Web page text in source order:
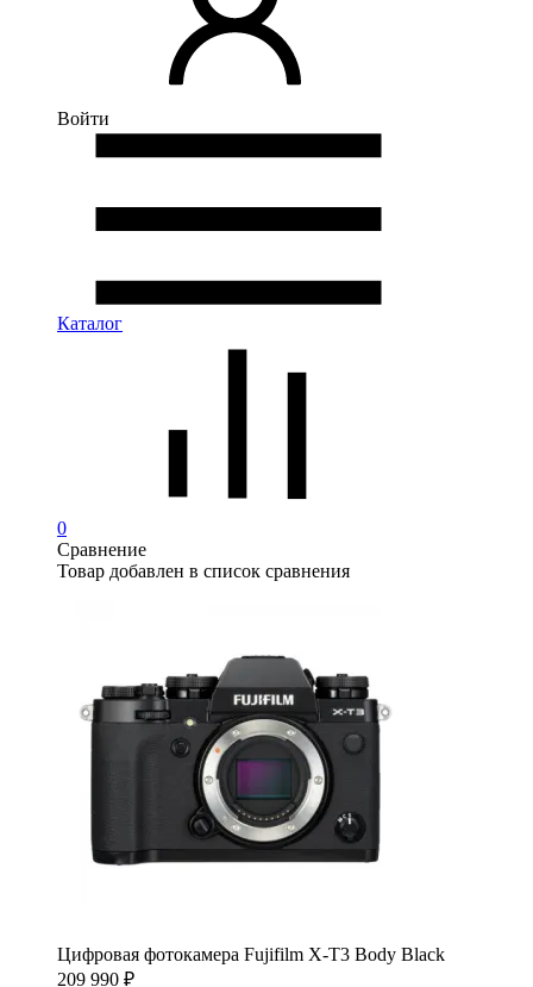
Войти
Каталог
0
Сравнение
Товар добавлен в список сравнения
Цифровая фотокамера Fujifilm X-T3 Body Black
209 990 ₽